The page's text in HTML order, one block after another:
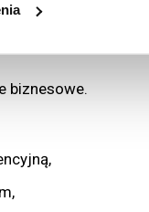
biznesowe.